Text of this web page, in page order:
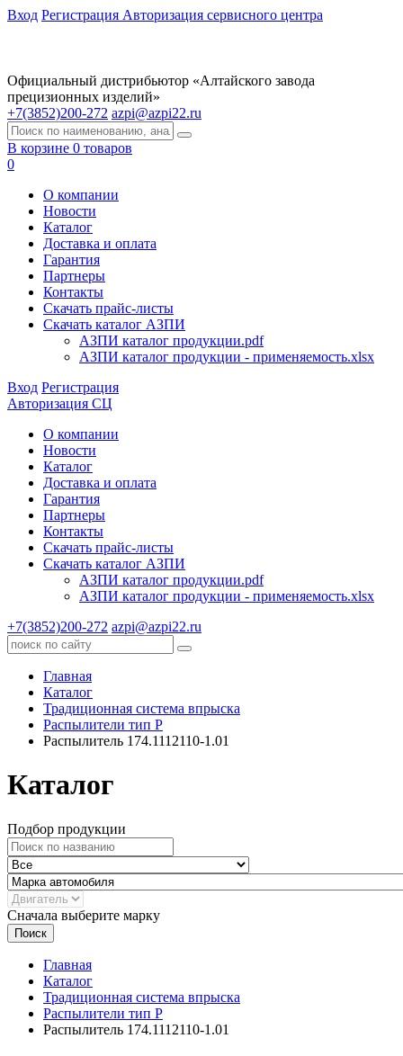
Вход Регистрация Авторизация сервисного центра
Официальный дистрибьютор «Алтайского завода
прецизионных изделий»
+7(3852)200-272 azpi@azpi22.ru
В корзине 0 товаров
0
О компании
Новости
Каталог
Доставка и оплата
Гарантия
Партнеры
Контакты
Скачать прайс-листы
Скачать каталог АЗПИ
АЗПИ каталог продукции.pdf
АЗПИ каталог продукции - применяемость.xlsx
Вход Регистрация
Авторизация СЦ
О компании
Новости
Каталог
Доставка и оплата
Гарантия
Партнеры
Контакты
Скачать прайс-листы
Скачать каталог АЗПИ
АЗПИ каталог продукции.pdf
АЗПИ каталог продукции - применяемость.xlsx
+7(3852)200-272 azpi@azpi22.ru
Главная
Каталог
Традиционная система впрыска
Распылители тип P
Распылитель 174.1112110-1.01
Каталог
Подбор продукции
Сначала выберите марку
Поиск
Главная
Каталог
Традиционная система впрыска
Распылители тип P
Распылитель 174.1112110-1.01